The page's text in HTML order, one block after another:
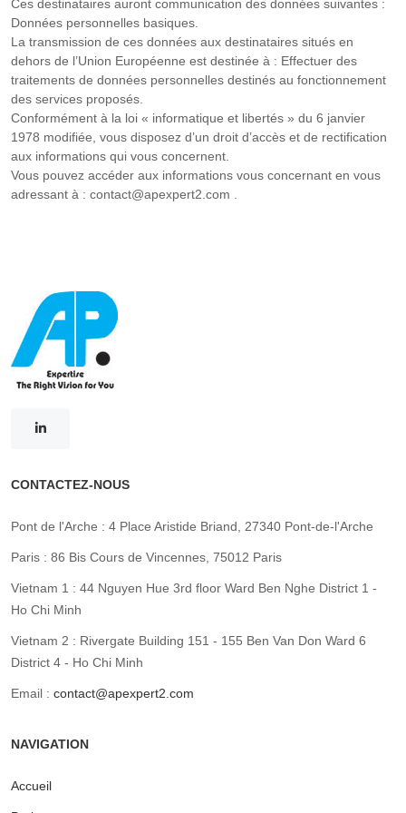
Ces destinataires auront communication des données suivantes :
Données personnelles basiques.
La transmission de ces données aux destinataires situés en
dehors de l’Union Européenne est destinée à : Effectuer des
traitements de données personnelles destinés au fonctionnement
des services proposés.
Conformément à la loi « informatique et libertés » du 6 janvier
1978 modifiée, vous disposez d’un droit d’accès et de rectification
aux informations qui vous concernent.
Vous pouvez accéder aux informations vous concernant en vous
adressant à : contact@apexpert2.com .
CONTACTEZ-NOUS
Pont de l'Arche : 4 Place Aristide Briand, 27340 Pont-de-l'Arche
Paris : 86 Bis Cours de Vincennes, 75012 Paris
Vietnam 1 : 44 Nguyen Hue 3rd floor Ward Ben Nghe District 1 -
Ho Chi Minh
Vietnam 2 : Rivergate Building 151 - 155 Ben Van Don Ward 6
District 4 - Ho Chi Minh
Email : contact@apexpert2.com
NAVIGATION
Accueil